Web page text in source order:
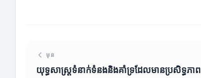
មុន
យុទ្ធសាស្ត្រទំនាក់ទំនងនិងគាំទ្រដែលមានប្រសិទ្ធភាព